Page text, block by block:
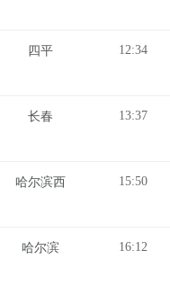
四平 12:34
长春 13:37
哈尔滨西 15:50
哈尔滨 16:12